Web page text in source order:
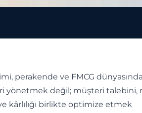
perakende ve FMCG
yönetmek değil; müşteri talebini,
kârlılığı birlikte optimize etmek